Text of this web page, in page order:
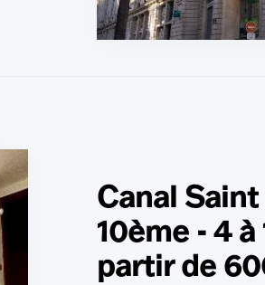
Canal
10ème - 4
partir de